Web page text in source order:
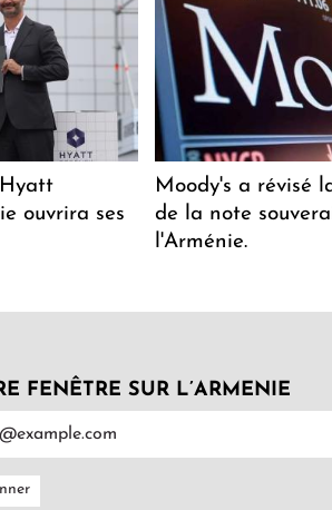
ouvrira ses
Moody's a révisé
de la note
l'Arménie.
FENÊTRE SUR L’ARMENIE